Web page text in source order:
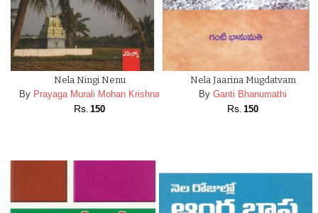
Nela Ningi Nenu
By Prayaga Murali Mohan Krishna
Rs. 150
Nela Jaarina Mugdatvam
By Ganti Bhanumathi
Rs. 150